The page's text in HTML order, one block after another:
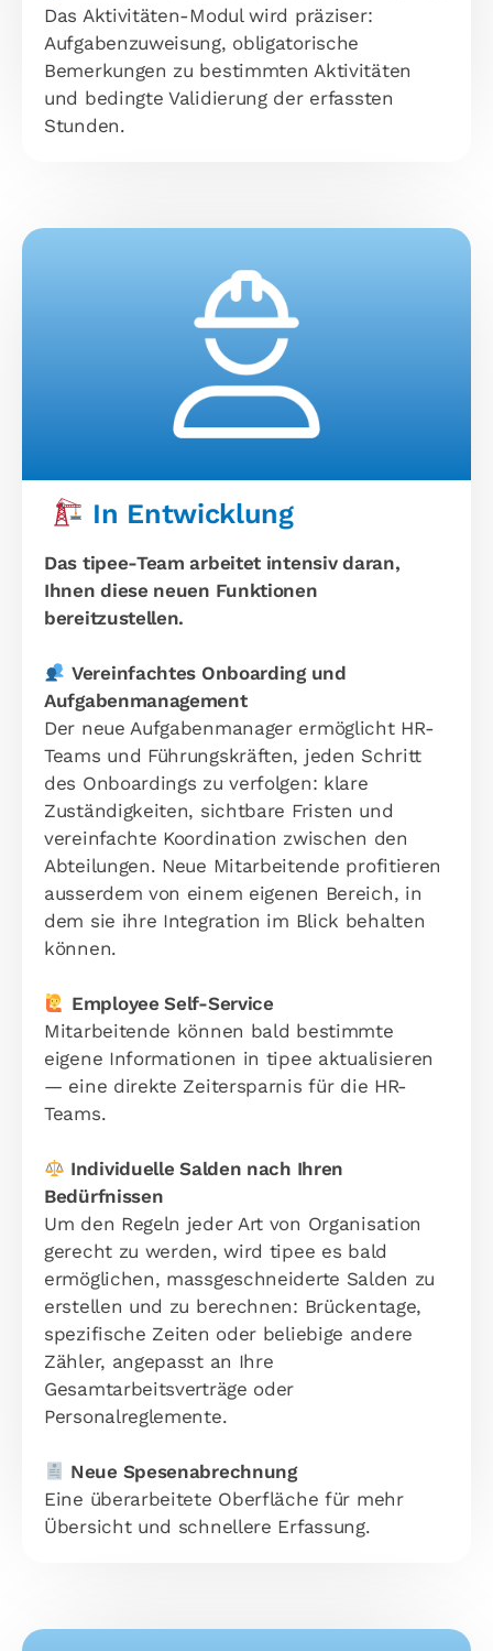
Das Aktivitäten-Modul wird präziser:
Aufgabenzuweisung, obligatorische
Bemerkungen zu bestimmten Aktivitäten
und bedingte Validierung der erfassten
Stunden.
In Entwicklung
Das tipee-Team arbeitet intensiv daran,
Ihnen diese neuen Funktionen
bereitzustellen.
Vereinfachtes Onboarding und
Aufgabenmanagement
Der neue Aufgabenmanager ermöglicht HR-
Teams und Führungskräften, jeden Schritt
des Onboardings zu verfolgen: klare
Zuständigkeiten, sichtbare Fristen und
vereinfachte Koordination zwischen den
Abteilungen. Neue Mitarbeitende profitieren
ausserdem von einem eigenen Bereich, in
dem sie ihre Integration im Blick behalten
können.
Employee Self-Service
Mitarbeitende können bald bestimmte
eigene Informationen in tipee aktualisieren
— eine direkte Zeitersparnis für die HR-
Teams.
Individuelle Salden nach Ihren
Bedürfnissen
Um den Regeln jeder Art von Organisation
gerecht zu werden, wird tipee es bald
ermöglichen, massgeschneiderte Salden zu
erstellen und zu berechnen: Brückentage,
spezifische Zeiten oder beliebige andere
Zähler, angepasst an Ihre
Gesamtarbeitsverträge oder
Personalreglemente.
Neue Spesenabrechnung
Eine überarbeitete Oberfläche für mehr
Übersicht und schnellere Erfassung.